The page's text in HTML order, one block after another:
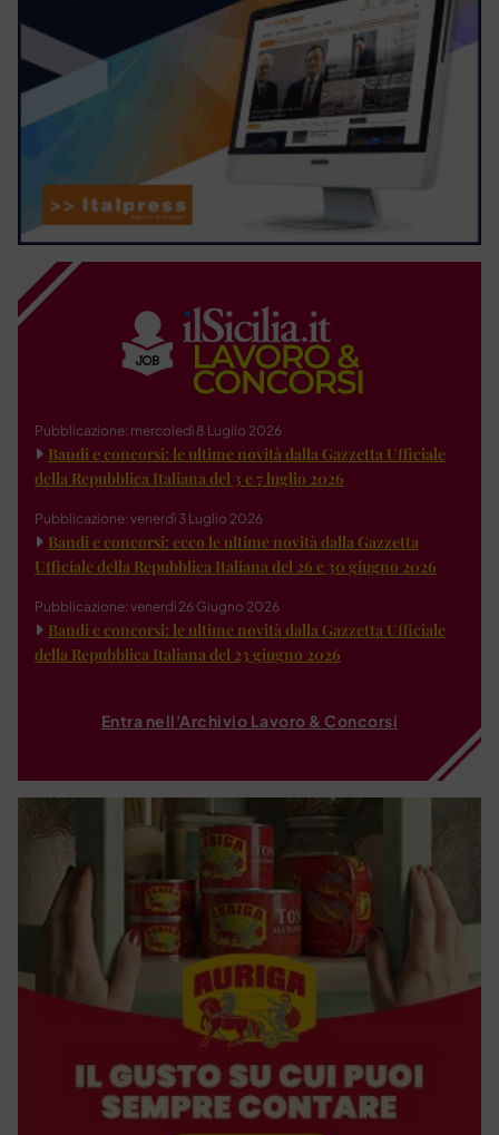
Pubblicazione: mercoledì 8 Luglio 2026
Bandi e concorsi: le ultime novità dalla Gazzetta Ufficiale
della Repubblica Italiana del 3 e 7 luglio 2026
Pubblicazione: venerdì 3 Luglio 2026
Bandi e concorsi: ecco le ultime novità dalla Gazzetta
Ufficiale della Repubblica Italiana del 26 e 30 giugno 2026
Pubblicazione: venerdì 26 Giugno 2026
Bandi e concorsi: le ultime novità dalla Gazzetta Ufficiale
della Repubblica Italiana del 23 giugno 2026
Entra nell'Archivio Lavoro & Concorsi